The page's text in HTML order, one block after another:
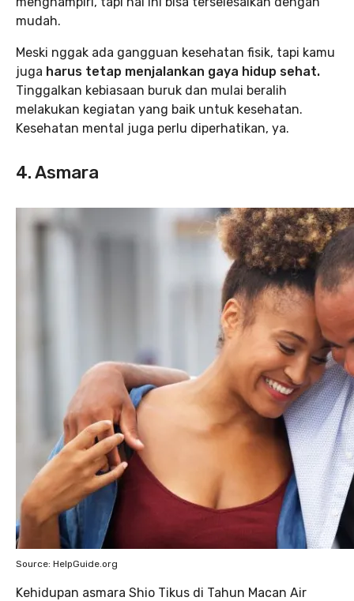
mudah.
Meski nggak ada gangguan kesehatan fisik, tapi kamu
juga harus tetap menjalankan gaya hidup sehat.
Tinggalkan kebiasaan buruk dan mulai beralih
melakukan kegiatan yang baik untuk kesehatan.
Kesehatan mental juga perlu diperhatikan, ya.
4. Asmara
Source: HelpGuide.org
Kehidupan asmara Shio Tikus di Tahun Macan Air